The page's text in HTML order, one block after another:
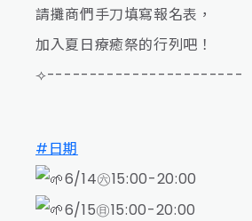
請攤商們手刀填寫報名表，
加入夏日療癒祭的行列吧！
⟢-----------------------
#日期
6/14㊅15:00-20:00
6/15㊐15:00-20:00